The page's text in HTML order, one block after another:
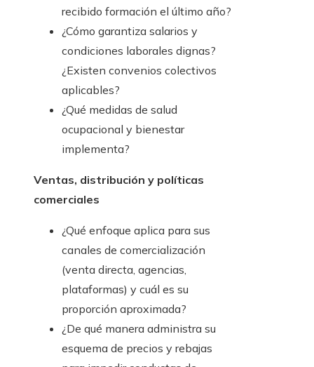
recibido formación el último año?
¿Cómo garantiza salarios y
condiciones laborales dignas?
¿Existen convenios colectivos
aplicables?
¿Qué medidas de salud
ocupacional y bienestar
implementa?
Ventas, distribución y políticas
comerciales
¿Qué enfoque aplica para sus
canales de comercialización
(venta directa, agencias,
plataformas) y cuál es su
proporción aproximada?
¿De qué manera administra su
esquema de precios y rebajas